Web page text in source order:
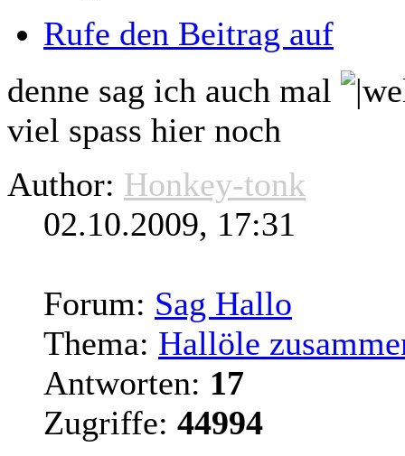
Rufe den Beitrag auf
denne sag ich auch mal
viel spass hier noch
Author: Honkey-tonk
02.10.2009, 17:31
Forum: Sag Hallo
Thema: Hallöle
Antworten: 17
Zugriffe: 44994